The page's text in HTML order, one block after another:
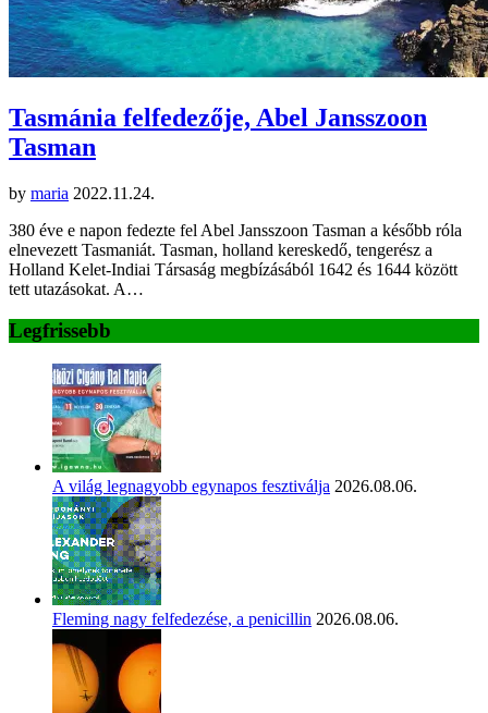
Tasmánia felfedezője, Abel Jansszoon
Tasman
by maria 2022.11.24.
380 éve e napon fedezte fel Abel Jansszoon Tasman a később róla
elnevezett Tasmaniát. Tasman, holland kereskedő, tengerész a
Holland Kelet-Indiai Társaság megbízásából 1642 és 1644 között
tett utazásokat. A…
Legfrissebb
A világ legnagyobb egynapos fesztiválja 2026.08.06.
Fleming nagy felfedezése, a penicillin 2026.08.06.